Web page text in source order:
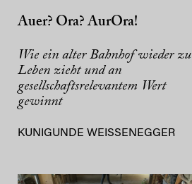
Auer? Ora? AurOra!
Wie ein alter Bahnhof wieder zu
Leben zieht und an
gesellschaftsrelevantem Wert
gewinnt
KUNIGUNDE WEISSENEGGER